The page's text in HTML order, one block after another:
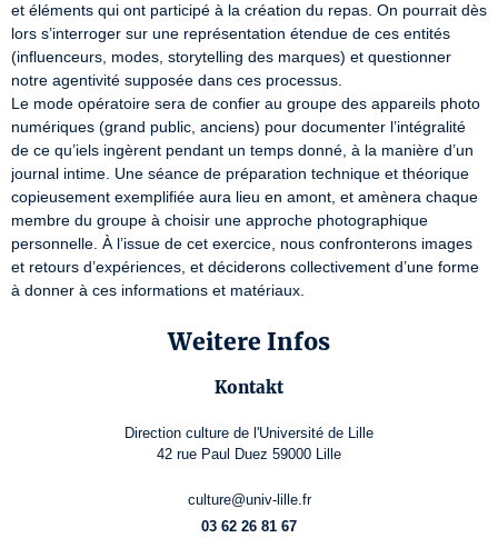
et éléments qui ont participé à la création du repas. On pourrait dès
lors s’interroger sur une représentation étendue de ces entités
(influenceurs, modes, storytelling des marques) et questionner
notre agentivité supposée dans ces processus.
Le mode opératoire sera de confier au groupe des appareils photo
numériques (grand public, anciens) pour documenter l’intégralité
de ce qu’iels ingèrent pendant un temps donné, à la manière d’un
journal intime. Une séance de préparation technique et théorique
copieusement exemplifiée aura lieu en amont, et amènera chaque
membre du groupe à choisir une approche photographique
personnelle. À l’issue de cet exercice, nous confronterons images
et retours d’expériences, et déciderons collectivement d’une forme
à donner à ces informations et matériaux.
Weitere Infos
Kontakt
Direction culture de l'Université de Lille
42 rue Paul Duez 59000 Lille
culture@univ-lille.fr
03 62 26 81 67